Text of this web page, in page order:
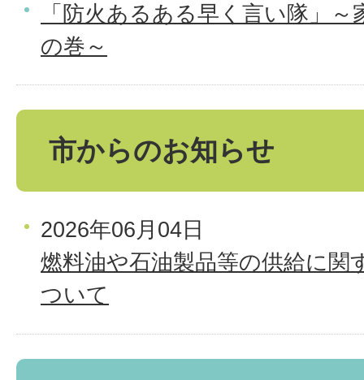
「防火あるある早く言い隊」
の巻～
市からのお知らせ
2026年06月04日
燃料油や石油製品等の供給に関
ついて